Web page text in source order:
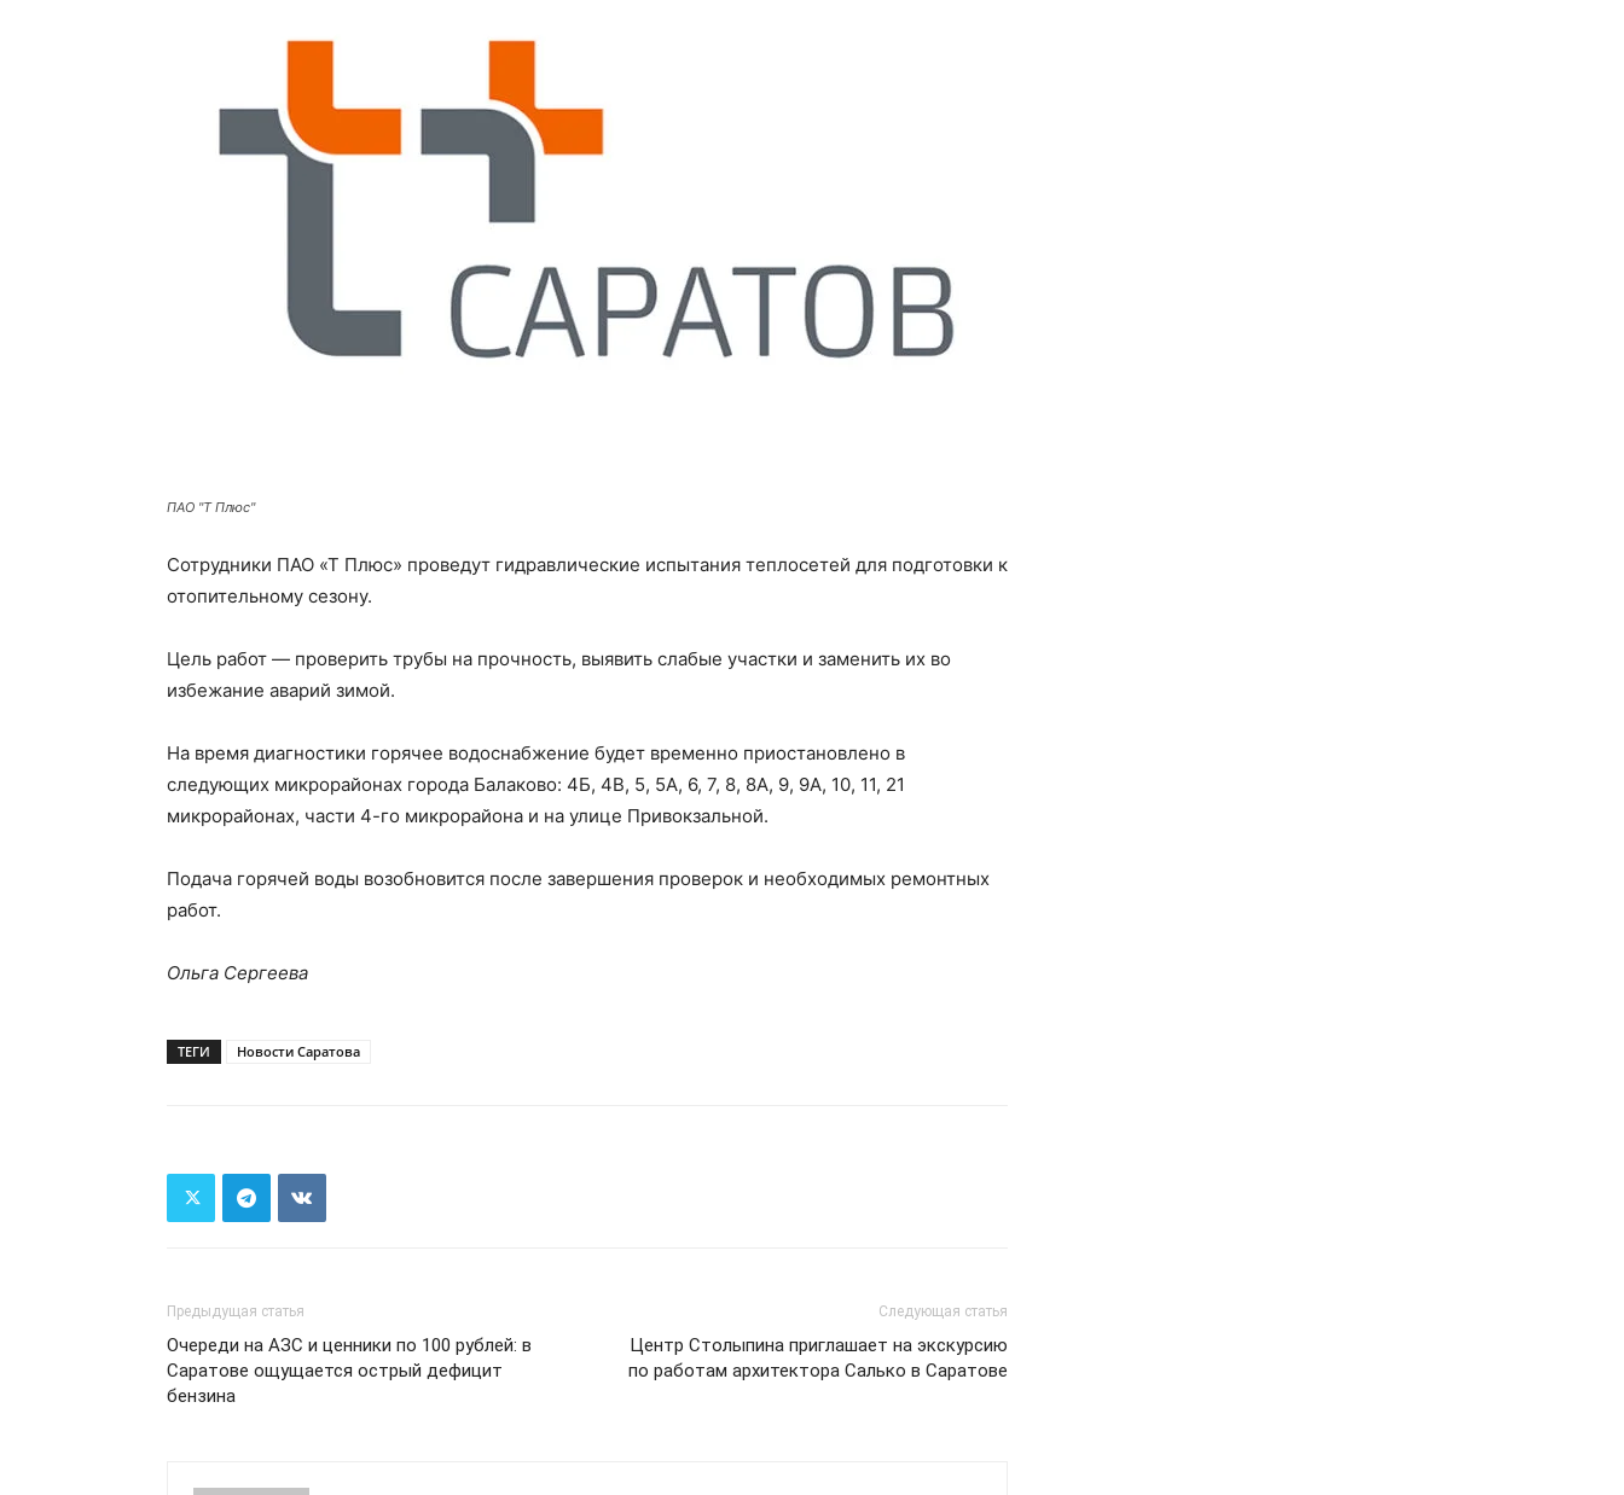
ПАО "Т Плюс"
Сотрудники ПАО «Т Плюс» проведут гидравлические испытания теплосетей для подготовки к
отопительному сезону.
Цель работ — проверить трубы на прочность, выявить слабые участки и заменить их во
избежание аварий зимой.
На время диагностики горячее водоснабжение будет временно приостановлено в
следующих микрорайонах города Балаково: 4Б, 4В, 5, 5А, 6, 7, 8, 8А, 9, 9А, 10, 11, 21
микрорайонах, части 4-го микрорайона и на улице Привокзальной.
Подача горячей воды возобновится после завершения проверок и необходимых ремонтных
работ.
Ольга Сергеева
ТЕГИ Новости Саратова
Предыдущая статья
Очереди на АЗС и ценники по 100 рублей: в
Саратове ощущается острый дефицит
бензина
Следующая статья
Центр Столыпина приглашает на экскурсию
по работам архитектора Салько в Саратове